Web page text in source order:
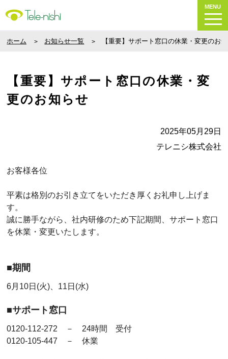
MENU
ホーム お知らせ一覧 【重要】サポート窓口の休業・変更のお
【重要】サポート窓口の休業・変
更のお知らせ
2025年05月29日
テレニシ株式会社
お客様各位
平素は格別のお引き立てをいただき厚くお礼申し上げま
す。
誠に勝手ながら、社内研修のため下記期間、サポート窓口
を休業・変更いたします。
■期間
6月10日(火)、11日(水)
■サポート窓口
0120-112-272 － 24時間 受付
0120-105-447 － 休業